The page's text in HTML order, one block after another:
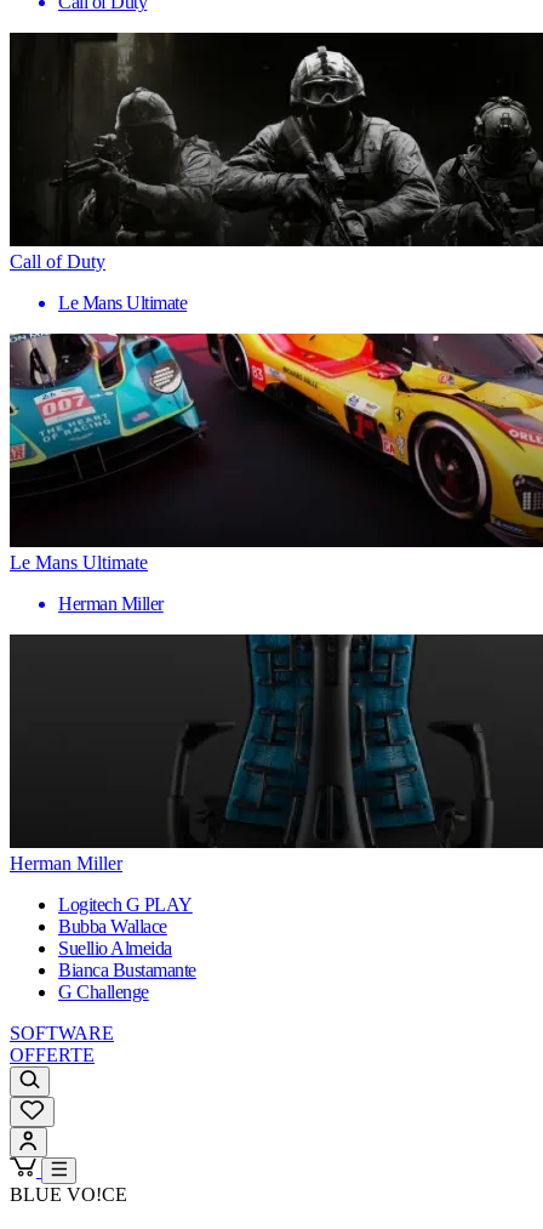
Call of Duty
Le Mans Ultimate
Le Mans Ultimate
Herman Miller
Herman Miller
Logitech G PLAY
Bubba Wallace
Suellio Almeida
Bianca Bustamante
G Challenge
SOFTWARE
OFFERTE
BLUE VO!CE